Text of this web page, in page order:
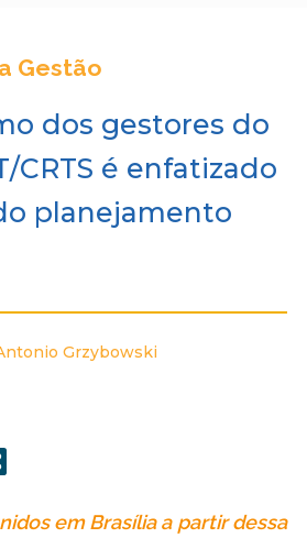
Gestão
dos gestores do
CRTS é enfatizado
planejamento
Grzybowski
em Brasília a partir dessa